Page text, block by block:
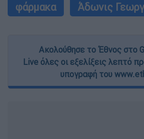
φάρμακα
Άδωνις
Ακολούθησε το Έθνος στο
Live όλες οι εξελίξεις λεπτό
υπογραφή του